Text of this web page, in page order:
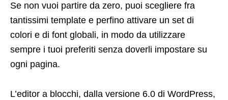
Se non vuoi partire da zero, puoi scegliere fra
tantissimi template e perfino attivare un set di
colori e di font globali, in modo da utilizzare
sempre i tuoi preferiti senza doverli impostare su
ogni pagina.
L’editor a blocchi, dalla versione 6.0 di WordPress,